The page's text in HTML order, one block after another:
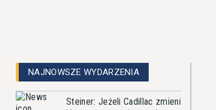
NAJNOWSZE WYDARZENIA
Steiner: Jeżeli Cadillac zmieni